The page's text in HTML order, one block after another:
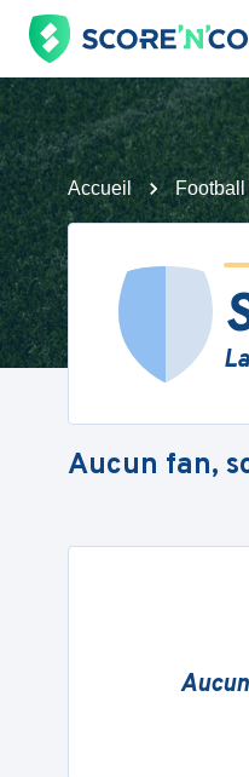
Accueil Football
Aucun fan,